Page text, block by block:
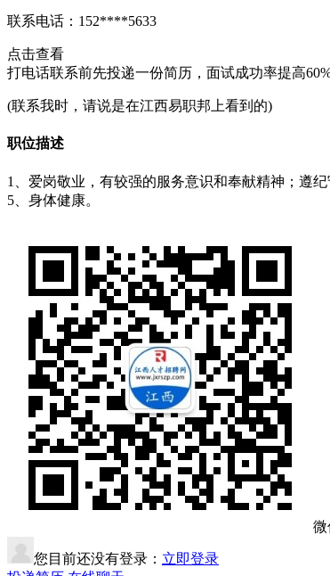
联系电话： 152****5633
点击查看
打电话联系前先投递一份简历，面试成功率提高60%
(联系我时，请说是在江西易职邦上看到的)
职位描述
1、爱岗敬业，有较强的服务意识和奉献精神；遵
5、身体健康。
微
您目前还没有登录： 立即登录